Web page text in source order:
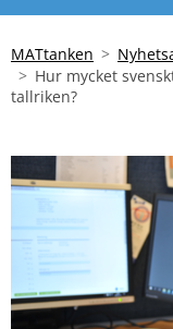
MATtanken
Hur mycket
tallriken?